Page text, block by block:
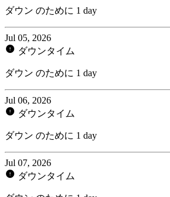
ダウン のために 1 day
Jul 05, 2026
ダウンタイム
ダウン のために 1 day
Jul 06, 2026
ダウンタイム
ダウン のために 1 day
Jul 07, 2026
ダウンタイム